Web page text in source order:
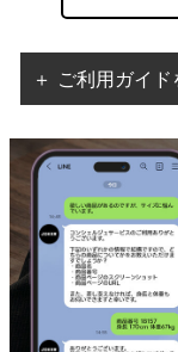
＋ ご利用ガイド